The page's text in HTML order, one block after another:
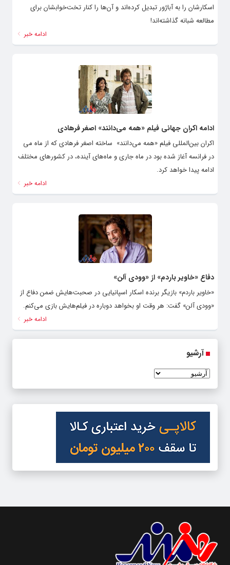
اسکارشان را به آباژور تبدیل کرده‌اند و آن‌ها را کنار تخت‌خوابشان برای
مطالعه شبانه گذاشته‌اند!
ادامه خبر
ادامه اکران جهانی فیلم «همه می‌دانند» اصغر فرهادی
اکران بین‌المللی فیلم «همه می‌دانند» ساخته اصغر فرهادی که از ماه می
در فرانسه آغاز شده بود در ماه جاری و ماه‌های آینده، در کشورهای مختلف
ادامه پیدا خواهد کرد.
ادامه خبر
دفاع «خاویر باردم» از «وودی آلن»
«خاویر باردم» بازیگر برنده اسکار اسپانیایی در صحبت‌هایش ضمن دفاع از
«وودی آلن» گفت: هر وقت او بخواهد دوباره در فیلم‌هایش بازی می‌کنم.
ادامه خبر
آرشیو